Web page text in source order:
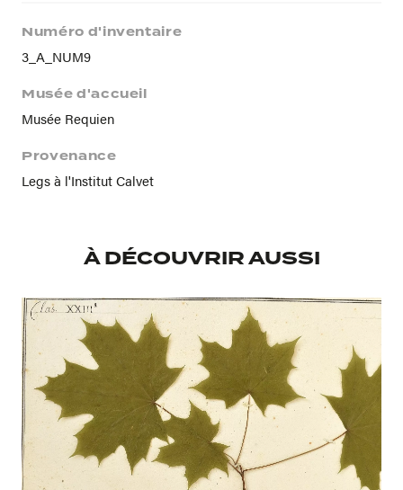
Numéro d'inventaire
3_A_NUM9
Musée d'accueil
Musée Requien
Provenance
Legs à l'Institut Calvet
À DÉCOUVRIR AUSSI